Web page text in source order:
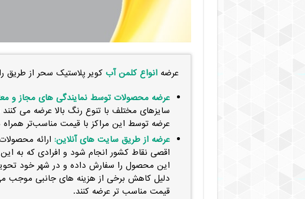
عرضهانواع کلمن آب کویر پلاستیک سحر از طریق
عرضه محصولات توسط نمایندگی های مجاز و
سایزهای مختلف با تنوع رنگ بالا عرضه می
عرضه توسط این مراکز با قیمت مناسب‌تر
عرضه از طریق سایت های آنلاین: ارائه
اقصی نقاط کشور انجام شود و افرادی که به
این محصول را سفارش داده و در شهر خود
دلیل کاهش برخی از هزینه‌ های جانبی موجب
قیمت مناسب تر عرضه کنند.